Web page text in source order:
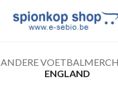
ANDERE
ENGLAND